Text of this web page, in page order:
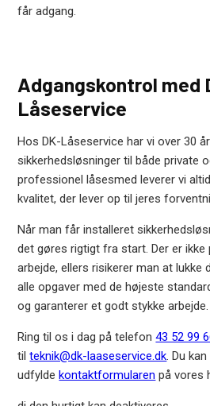
får adgang.
Adgangskontrol med
Låseservice
Hos DK-Låseservice har vi over 30
sikkerhedsløsninger til både private
professionel låsesmed leverer vi
kvalitet, der lever op til jeres
Når man får installeret
det gøres rigtigt fra start. Der er ikke
arbejde, ellers risikerer man at lukke
alle opgaver med de højeste
og garanterer et godt stykke arbejde.
Ring til os i dag på telefon43 52 99
tilteknik@dk-laaseservice.dk. Du
udfyldekontaktformularen på vores